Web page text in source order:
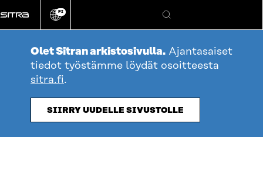
suoraan
sisältöön
Vaihda
kieli
FI
Hae
Olet Sitran arkistosivulla. Ajantasaiset
tiedot työstämme löydät osoitteesta
sitra.fi.
SIIRRY UUDELLE SIVUSTOLLE